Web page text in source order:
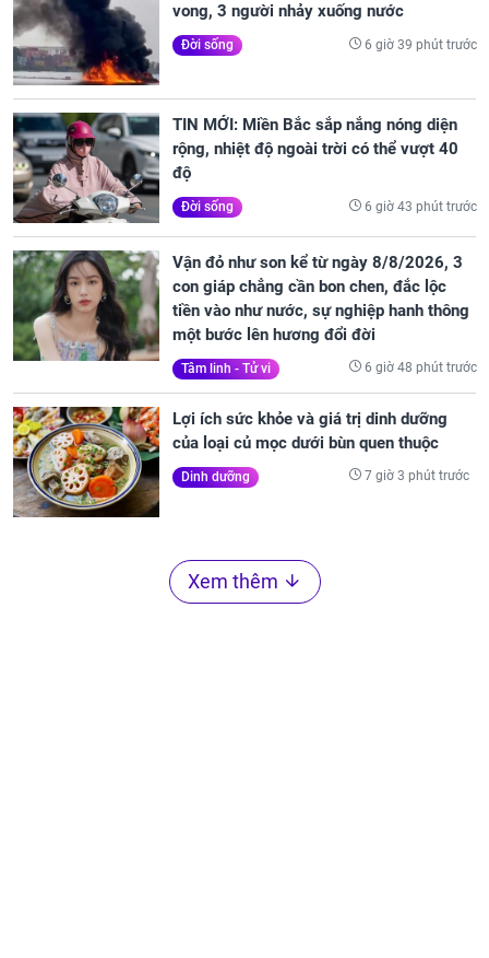
vong, 3 người nhảy xuống nước
Đời sống 6 giờ 39 phút trước
TIN MỚI: Miền Bắc sắp nắng nóng diện
rộng, nhiệt độ ngoài trời có thể vượt 40
độ
Đời sống 6 giờ 43 phút trước
Vận đỏ như son kể từ ngày 8/8/2026, 3
con giáp chẳng cần bon chen, đắc lộc
tiền vào như nước, sự nghiệp hanh thông
một bước lên hương đổi đời
Tâm linh - Tử vi 6 giờ 48 phút trước
Lợi ích sức khỏe và giá trị dinh dưỡng
của loại củ mọc dưới bùn quen thuộc
Dinh dưỡng 7 giờ 3 phút trước
Xem thêm